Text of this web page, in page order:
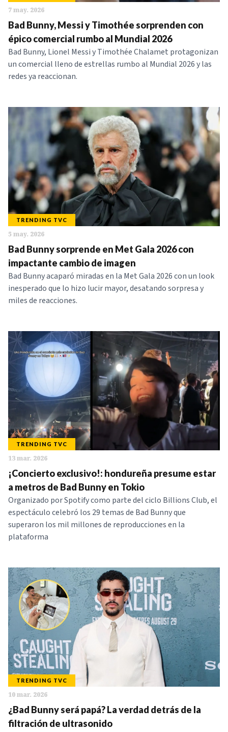
7 may. 2026
Bad Bunny, Messi y Timothée sorprenden con
épico comercial rumbo al Mundial 2026
Bad Bunny, Lionel Messi y Timothée Chalamet protagonizan
un comercial lleno de estrellas rumbo al Mundial 2026 y las
redes ya reaccionan.
TRENDING TVC
5 may. 2026
Bad Bunny sorprende en Met Gala 2026 con
impactante cambio de imagen
Bad Bunny acaparó miradas en la Met Gala 2026 con un look
inesperado que lo hizo lucir mayor, desatando sorpresa y
miles de reacciones.
TRENDING TVC
13 mar. 2026
¡Concierto exclusivo!: hondureña presume estar
a metros de Bad Bunny en Tokio
Organizado por Spotify como parte del ciclo Billions Club, el
espectáculo celebró los 29 temas de Bad Bunny que
superaron los mil millones de reproducciones en la
plataforma
TRENDING TVC
10 mar. 2026
¿Bad Bunny será papá? La verdad detrás de la
filtración de ultrasonido